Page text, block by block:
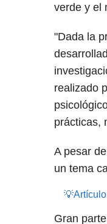
verde y el
"Dada la
realizado
prácticas,
A pesar
un tema
Gran